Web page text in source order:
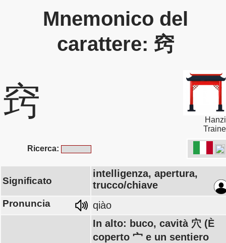
Mnemonico del
carattere: 窍
窍
Ricerca:
Significato
intelligenza, apertura,
trucco/chiave
Pronuncia qiào
In alto: buco, cavità 穴 (È
coperto 宀 e un sentiero